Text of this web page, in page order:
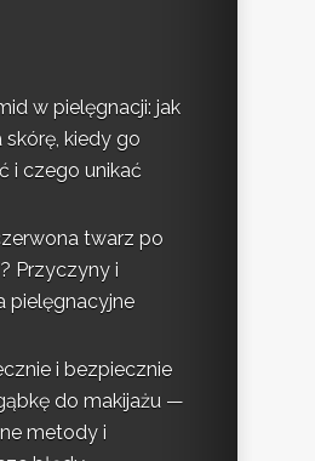
w pielęgnacji: jak
skórę, kiedy go
i czego unikać
twarz po
Przyczyny i
pielęgnacyjne
i bezpiecznie
do makijażu —
metody i